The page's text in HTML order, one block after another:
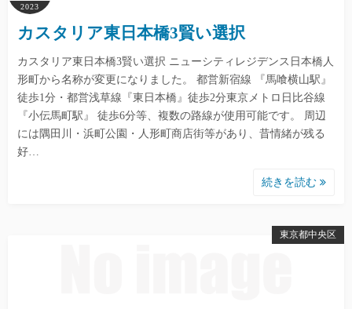
2023
カスタリア東日本橋3賢い選択
カスタリア東日本橋3賢い選択 ニューシティレジデンス日本橋人
形町から名称が変更になりました。 都営新宿線 『馬喰横山駅』
徒歩1分・都営浅草線『東日本橋』徒歩2分東京メトロ日比谷線
『小伝馬町駅』 徒歩6分等、複数の路線が使用可能です。 周辺
には隅田川・浜町公園・人形町商店街等があり、昔情緒が残る
好…
続きを読む
東京都中央区